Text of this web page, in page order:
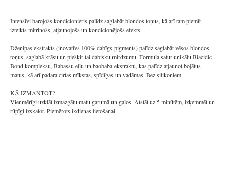
Intensīvi barojošs kondicionieris palīdz saglabāt blondos toņus, kā arī tam piemīt
izteikts mitrinošs, atjaunojošs un kondicionējošs efekts.
Dženipas ekstrakts (inovatīvs 100% dabīgs pigments) palīdz saglabāt vēsos blondos
toņus, saglabā krāsu un piešķir tai dabisku mirdzumu. Formula satur unikālu Biacidic
Bond kompleksu, Babassu eļļu un baobaba ekstraktu, kas palīdz atjaunot bojātus
matus, kā arī padara cirtas mīkstas, spīdīgas un vadāmas. Bez silikoniem.
KĀ IZMANTOT?
Vienmērīgi uzklāt izmazgātu matu garumā un galos. Atstāt uz 5 minūtēm, izķemmēt un
rūpīgi izskalot. Piemērots ikdienas lietošanai.